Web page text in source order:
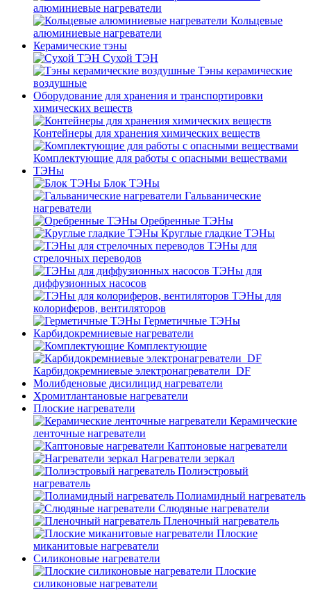
алюминиевые нагреватели
Кольцевые
алюминиевые нагреватели
Керамические тэны
Сухой ТЭН
Тэны керамические
воздушные
Оборудование для хранения и транспортировки
химических веществ
Контейнеры для хранения химических веществ
Комплектующие для работы с опасными веществами
ТЭНы
Блок ТЭНы
Гальванические
нагреватели
Оребренные ТЭНы
Круглые гладкие ТЭНы
ТЭНы для
стрелочных переводов
ТЭНы для
диффузионных насосов
ТЭНы для
колориферов, вентиляторов
Герметичные ТЭНы
Карбидокремниевые нагреватели
Комплектующие
Карбидокремниевые электронагреватели_DF
Молибденовые дисилицид нагреватели
Хромитлантановые нагреватели
Плоские нагреватели
Керамические
ленточные нагреватели
Каптоновые нагреватели
Нагреватели зеркал
Полиэстровый
нагреватель
Полиамидный нагреватель
Слюдяные нагреватели
Пленочный нагреватель
Плоские
миканитовые нагреватели
Силиконовые нагреватели
Плоские
силиконовые нагреватели